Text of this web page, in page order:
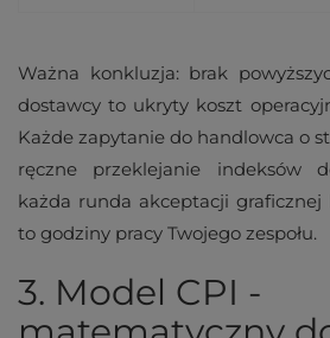
Ważna konkluzja: brak
dostawcy to ukryty koszt
Każde zapytanie do handlowca o
ręczne przeklejanie indeksów
każda runda akceptacji graficznej
to godziny pracy Twojego zespołu.
3. Model CPI -